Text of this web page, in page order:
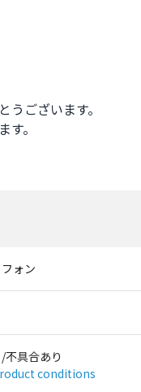
ございます。
。
ォン
不具合あり
conditions